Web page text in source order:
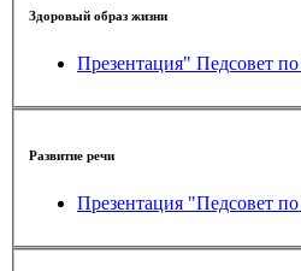
Здоровый образ жизни
Презентация" Педсовет
Развитие речи
Презентация